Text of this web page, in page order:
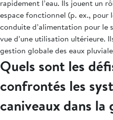
rapidement l’eau. Ils jouent un
espace fonctionnel (p. ex., pour
conduite d’alimentation pour le
vue d’une utilisation ultérieure.
gestion globale des eaux
Quels sont les
confrontés les
caniveaux dans la